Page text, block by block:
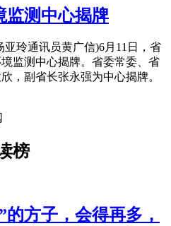
监测中心揭牌
玲通讯员黄广信)6月11日，省
监测中心揭牌。省委常委、省
，副省长张永强为中心揭牌。
榜
方子，会得再多，